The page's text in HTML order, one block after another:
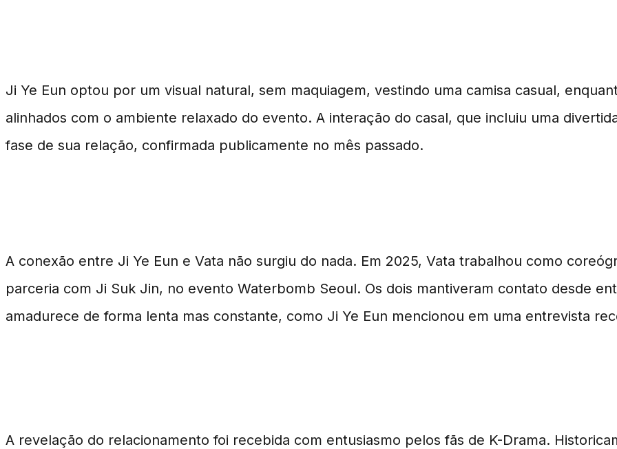
Ji Ye Eun optou por um visual natural, sem maquiagem, vestindo uma camisa casual,
alinhados com o ambiente relaxado do evento. A interação do casal, que incluiu uma
fase de sua relação, confirmada publicamente no mês passado.
A conexão entre Ji Ye Eun e Vata não surgiu do nada. Em 2025, Vata trabalhou como
parceria com Ji Suk Jin, no evento Waterbomb Seoul. Os dois mantiveram contato desde
amadurece de forma lenta mas constante, como Ji Ye Eun mencionou em uma entrevista
A revelação do relacionamento foi recebida com entusiasmo pelos fãs de K-Drama.